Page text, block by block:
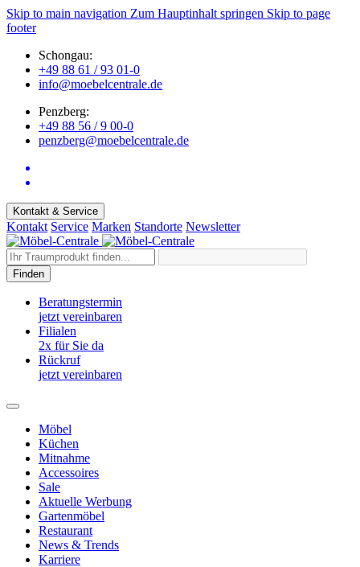
Skip to main navigation Zum Hauptinhalt springen Skip to page
footer
Schongau:
+49 88 61 / 93 01-0
info@moebelcentrale.de
Penzberg:
+49 88 56 / 9 00-0
penzberg@moebelcentrale.de
Kontakt & Service
Kontakt Service Marken Standorte Newsletter
Finden
Beratungstermin
jetzt vereinbaren
Filialen
2x für Sie da
Rückruf
jetzt vereinbaren
Möbel
Küchen
Mitnahme
Accessoires
Sale
Aktuelle Werbung
Gartenmöbel
Restaurant
News & Trends
Karriere